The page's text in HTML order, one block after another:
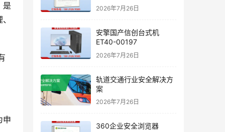
是
申
2026年7月26日
安擎国产信创台式机
ET40-00197
2026年7月26日
轨道交通行业安全解决方
案
2026年7月26日
360企业安全浏览器